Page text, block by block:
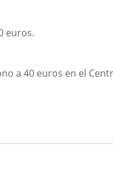
euros.
a 40 euros en el